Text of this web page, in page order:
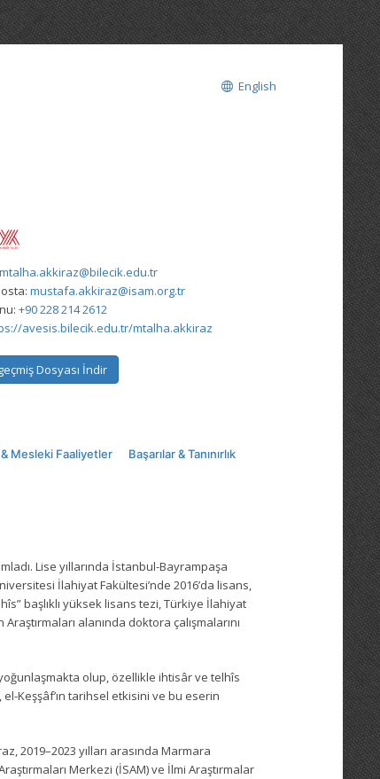
English
mtalha.akkiraz@bilecik.edu.tr
mustafa.akkiraz@isam.org.tr
+90 228 214 2612
avesis.bilecik.edu.tr/mtalha.akkiraz
Dosyası İndir
Mesleki Faaliyetler Başarılar & Tanınırlık
Lise yıllarında İstanbul-Bayrampaşa
İlahiyat Fakültesi’nde 2016’da lisans,
başlıklı yüksek lisans tezi, Türkiye İlahiyat
alanında doktora çalışmalarını
olup, özellikle ihtisâr ve telhîs
el-Keşşâf’ın tarihsel etkisini ve bu eserin
2019–2023 yılları arasında Marmara
Merkezi (İSAM) ve İlmi Araştırmalar